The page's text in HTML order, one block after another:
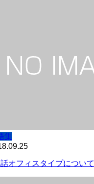
集
オフィスタイプについて